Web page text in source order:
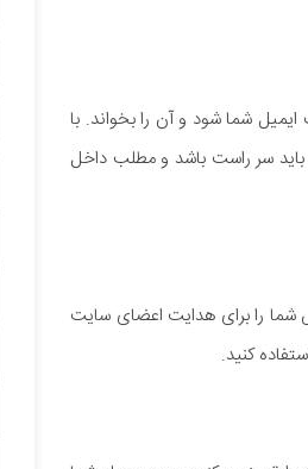
شما شود و آن را بخواند. با
سر راست باشد و مطلب داخل
شما را برای هدایت اعضای سایت
کنید.